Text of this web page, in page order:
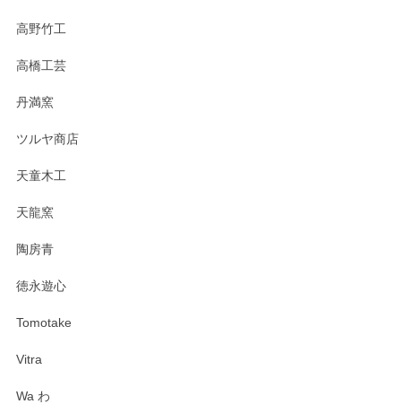
高野竹工
高橋工芸
丹満窯
ツルヤ商店
天童木工
天龍窯
陶房青
徳永遊心
Tomotake
Vitra
Wa わ